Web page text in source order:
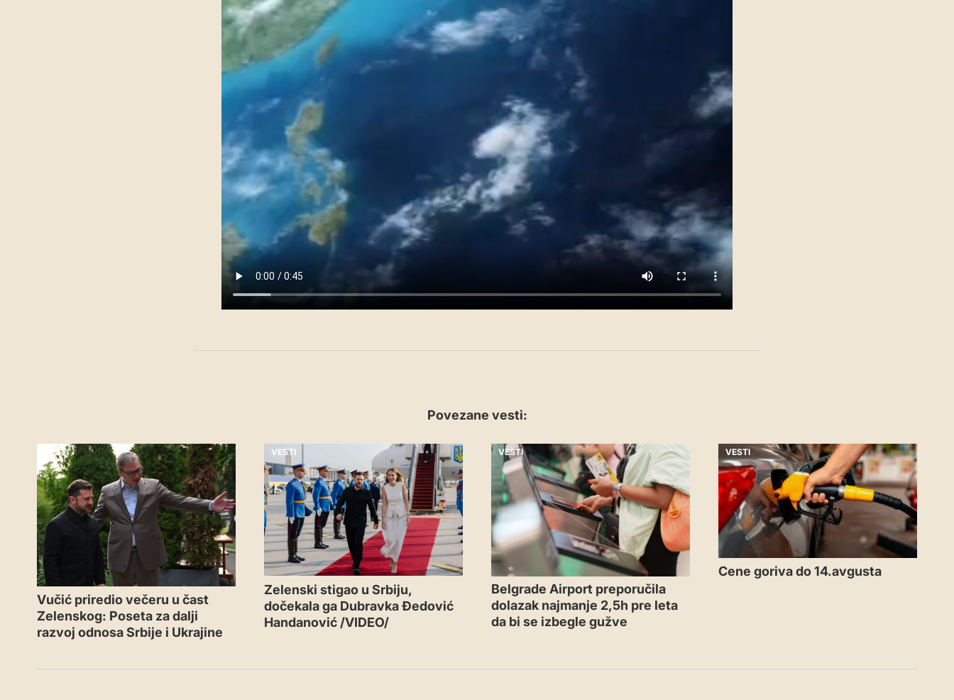
Povezane vesti:
VESTI
Vučić priredio večeru u čast
Zelenskog: Poseta za dalji
razvoj odnosa Srbije i Ukrajine
VESTI
Zelenski stigao u Srbiju,
dočekala ga Dubravka Đedović
Handanović /VIDEO/
VESTI
Belgrade Airport preporučila
dolazak najmanje 2,5h pre leta
da bi se izbegle gužve
VESTI
Cene goriva do 14.avgusta